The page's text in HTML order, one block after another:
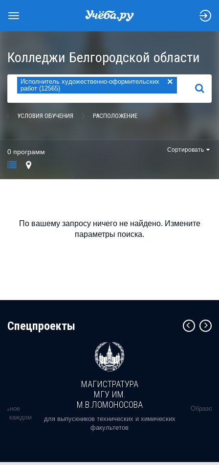
Колледжи Белгородской области
Исполнитель художественно-оформительских
работ (12565)
×
НАЙТИ
УСЛОВИЯ ОБУЧЕНИЯ РАСПОЛОЖЕНИЕ
0 программ Сортировать
По вашему запросу ничего не найдено. Измените
параметры поиска.
Cпецпроекты
в каждом
МАГИСТРАТУРА
МГУ ИМ.
М.В.ЛОМОНОСОВА
для выпускников технических и химических
факультетов